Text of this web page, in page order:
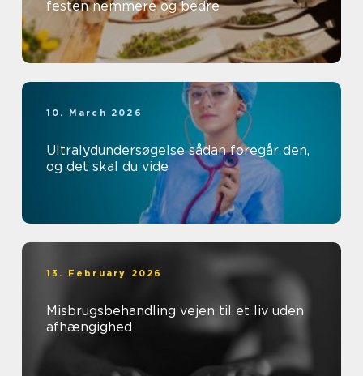
festen nemmere og bedre
10. March 2026
Ultralydundersøgelse sådan foregår den,
og det skal du vide
13. February 2026
Misbrugsbehandling vejen til et liv uden
afhængighed